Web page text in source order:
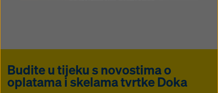
Budite u tijeku s novostima o
oplatama i skelama tvrtke Doka